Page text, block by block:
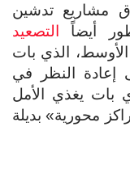
مشاريع تدشين
أيضاً التصعيد
الذي بات
إعادة النظر في
بات يغذي الأمل
محورية» بديلة